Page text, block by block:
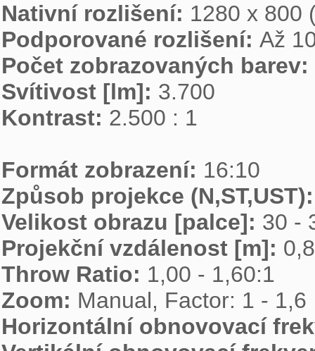
Nativní rozlišení:
Podporované rozlišení:
Počet zobrazovaných barev:
Svítivost [lm]:
Kontrast: 2.500 : 1
Formát zobrazení:
Způsob projekce
Velikost obrazu [palce]:
Projekční vzdálenost [m]:
Throw Ratio:
Zoom:
Horizontální obnovovací